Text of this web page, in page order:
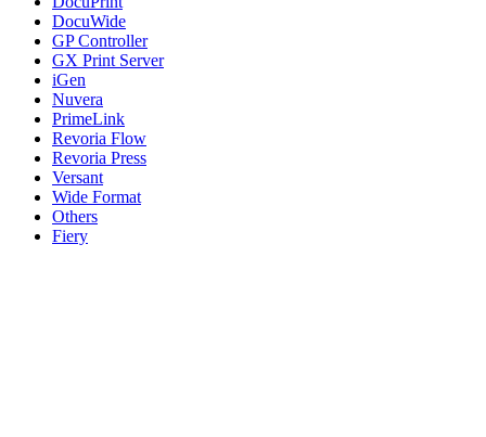
DocuWide
GP Controller
GX Print Server
iGen
Nuvera
PrimeLink
Revoria Flow
Revoria Press
Versant
Wide Format
Others
Fiery